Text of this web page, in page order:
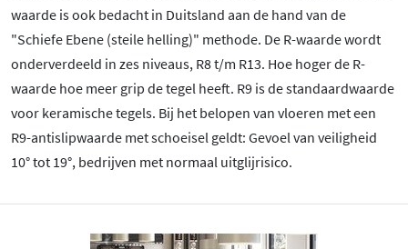
waarde is ook bedacht in Duitsland aan de hand van de
"Schiefe Ebene (steile helling)" methode. De R-waarde wordt
onderverdeeld in zes niveaus, R8 t/m R13. Hoe hoger de R-
waarde hoe meer grip de tegel heeft. R9 is de standaardwaarde
voor keramische tegels. Bij het belopen van vloeren met een
R9-antislipwaarde met schoeisel geldt: Gevoel van veiligheid
10° tot 19°, bedrijven met normaal uitglijrisico.